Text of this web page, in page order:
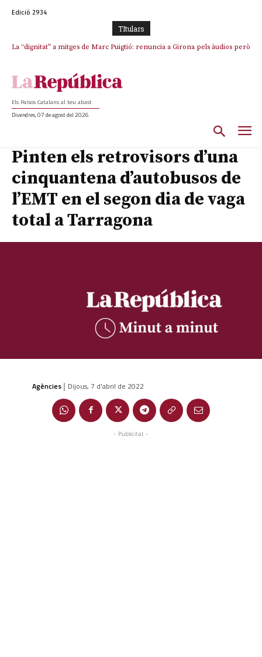
Edició 2934
TItulars
La “dignitat” a mitges de Marc Puigtió: renuncia a Girona pels àudios però
Els Països Catalans al teu abast
Divendres, 07 de agost del 2026
Pinten els retrovisors d’una
cinquantena d’autobusos de
l’EMT en el segon dia de vaga
total a Tarragona
Agències | Dijous, 7 d'abril de 2022
- Publicitat -